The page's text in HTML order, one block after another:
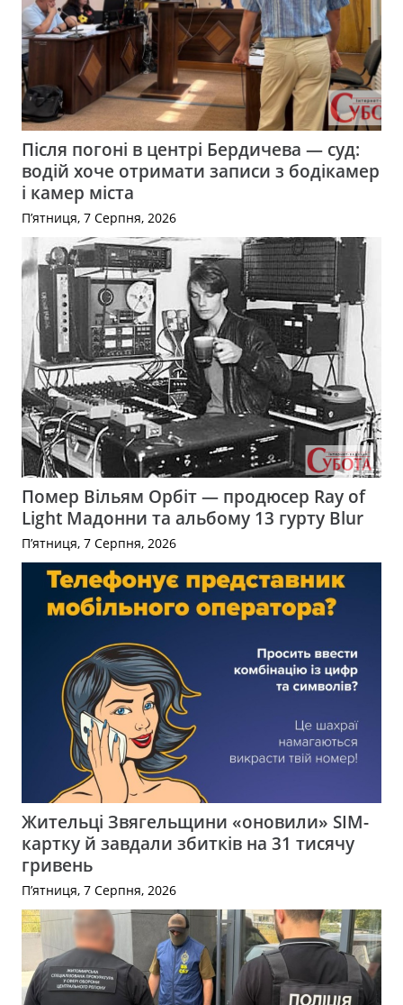
Після погоні в центрі Бердичева — суд:
водій хоче отримати записи з бодікамер
і камер міста
П’ятниця, 7 Серпня, 2026
Помер Вільям Орбіт — продюсер Ray of
Light Мадонни та альбому 13 гурту Blur
П’ятниця, 7 Серпня, 2026
Жительці Звягельщини «оновили» SIM-
картку й завдали збитків на 31 тисячу
гривень
П’ятниця, 7 Серпня, 2026